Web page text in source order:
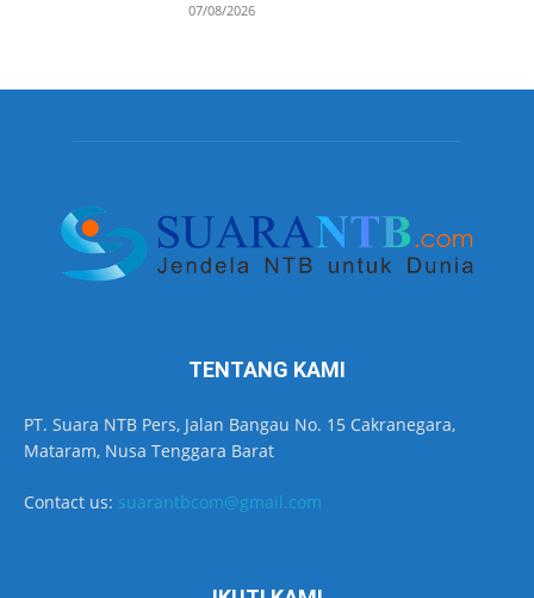
07/08/2026
TENTANG KAMI
PT. Suara NTB Pers, Jalan Bangau No. 15 Cakranegara,
Mataram, Nusa Tenggara Barat
Contact us: suarantbcom@gmail.com